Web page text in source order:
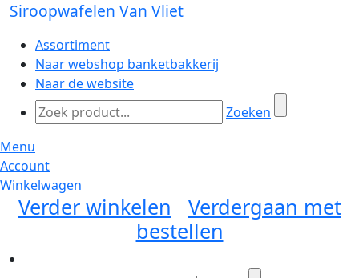
Siroopwafelen Van Vliet
Assortiment
Naar webshop banketbakkerij
Naar de website
Zoeken
Menu
Account
Winkelwagen
Verder winkelen
Verdergaan met
bestellen